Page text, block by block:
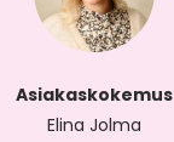
Asiakaskokemus
Elina Jolma